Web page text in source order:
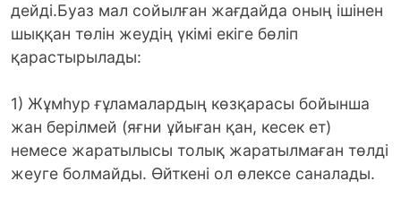
дейді.Буаз мал сойылған жағдайда оның ішінен
шыққан төлін жеудің үкімі екіге бөліп
қарастырылады:
1) Жұмһур ғұламалардың көзқарасы бойынша
жан берілмей (яғни ұйыған қан, кесек ет)
немесе жаратылысы толық жаратылмаған төлді
жеуге болмайды. Өйткені ол өлексе саналады.